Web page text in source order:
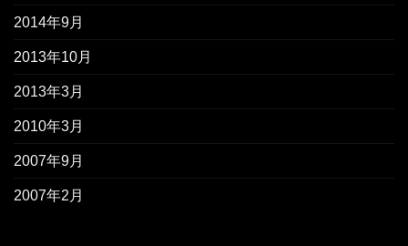
2014年9月
2013年10月
2013年3月
2010年3月
2007年9月
2007年2月